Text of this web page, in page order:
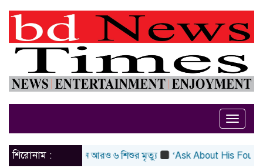
Toggle
শিরোনাম :
উপসর্গে একদিনে আরও ৬ শিশুর মৃত্যু ‘Ask About His Fourth